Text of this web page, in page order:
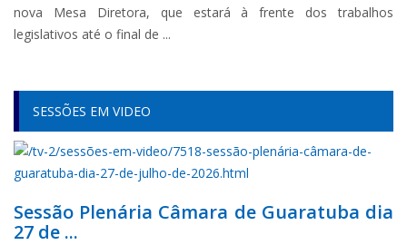
nova Mesa Diretora, que estará à frente dos trabalhos
legislativos até o final de ...
SESSÕES EM VIDEO
Sessão Plenária Câmara de Guaratuba dia
27 de ...